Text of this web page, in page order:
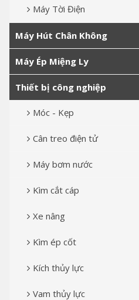
Máy Tời Điện
Máy Hút Chân Không
Máy Ép Miệng Ly
Thiết bị công nghiệp
Móc - Kẹp
Cân treo điện tử
Máy bơm nước
Kìm cắt cáp
Xe nâng
Kìm ép cốt
Kích thủy lực
Vam thủy lực